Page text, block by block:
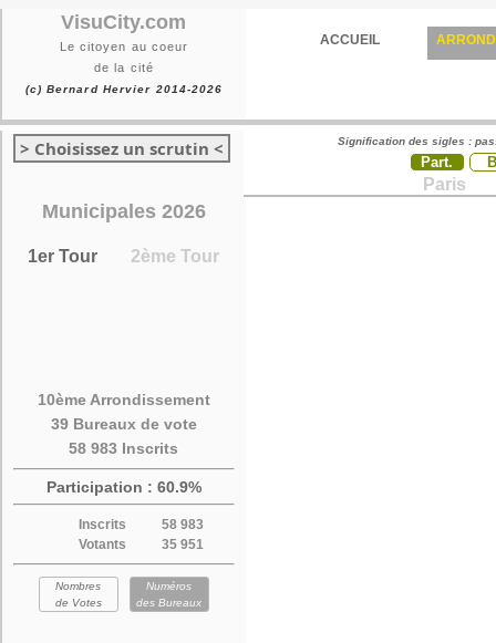
VisuCity.com
Le citoyen au coeur
de la cité
(c) Bernard Hervier 2014-2026
ACCUEIL
> Choisissez un scrutin <
Municipales 2026
1er Tour 2ème Tour
10ème Arrondissement
39 Bureaux de vote
58 983 Inscrits
Participation : 60.9%
Inscrits
58 983
Votants
35 951
Nombres
de Votes
Numéros
des Bureaux
Signification des sigles :
Part.
Paris